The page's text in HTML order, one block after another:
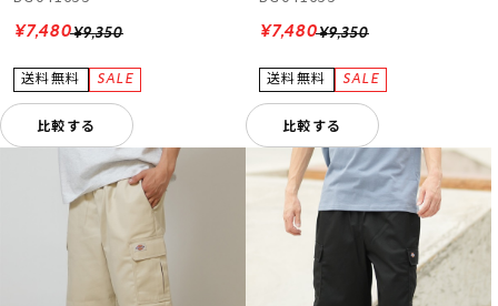
¥9,350
¥7,480
比較する
¥9,350
¥7,480
比較する